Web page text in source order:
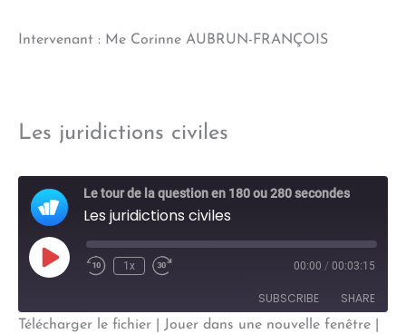
Intervenant : Me Corinne AUBRUN-FRANÇOIS
Les juridictions civiles
Le tour de la question en 180 ou 280 secondes
Les juridictions civiles
Play
Episode
1x 00:00 / 00:03:15
SUBSCRIBE SHARE
Télécharger le fichier Jouer dans une nouvelle fenêtre